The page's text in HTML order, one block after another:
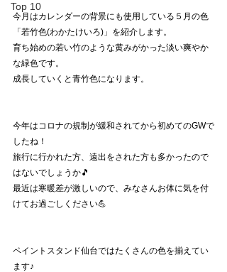
Top 10
今月はカレンダーの背景にも使用している５月の色
「若竹色(わかたけいろ)」を紹介します。
育ち始めの若い竹のような黄みがかった淡い爽やか
な緑色です。
成長していくと青竹色になります。
今年はコロナの規制が緩和されてから初めてのGWで
したね！
旅行に行かれた方、遠出をされた方も多かったので
はないでしょうか🎵
最近は寒暖差が激しいので、みなさんお体に気を付
けてお過ごしください💪
ペイントスタンド仙台ではたくさんの色を揃えてい
ます♪